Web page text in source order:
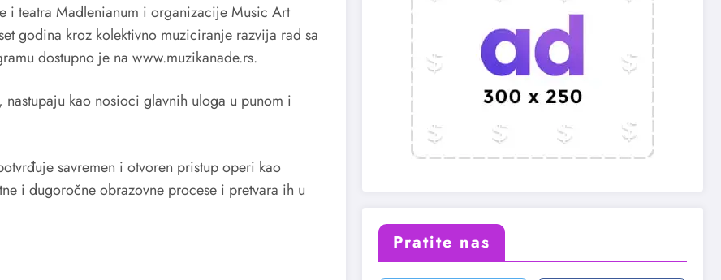
i teatra Madlenianum i organizacije Music Art
godina kroz kolektivno muziciranje razvija rad sa
dostupno je na www.muzikanade.rs.
kao nosioci glavnih uloga u punom i
savremen i otvoren pristup operi kao
i dugoročne obrazovne procese i pretvara ih u
Pratite nas